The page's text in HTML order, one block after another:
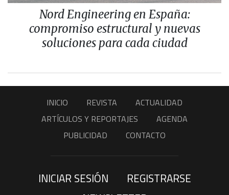
Nord Engineering en España:
compromiso estructural y nuevas
soluciones para cada ciudad
INICIO REVISTA
ACTUALIDAD
ARTÍCULOS Y REPORTAJES
AGENDA
PUBLICIDAD
CONTACTO
INICIAR SESIÓN
REGISTRARSE